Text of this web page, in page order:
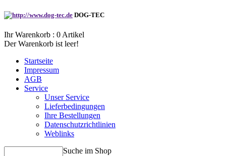
DOG-TEC
Ihr Warenkorb : 0 Artikel
Der Warenkorb ist leer!
Startseite
Impressum
AGB
Service
Unser Service
Lieferbedingungen
Ihre Bestellungen
Datenschutzrichtlinien
Weblinks
Suche im Shop